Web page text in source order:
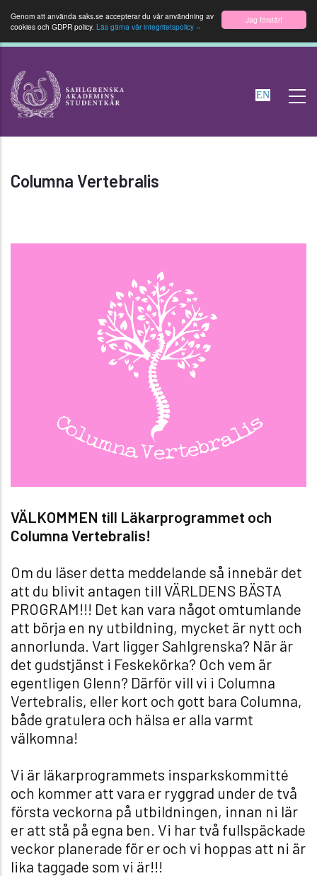
Jag förstår!
Genom att använda saks.se accepterar du vår användning av
cookies och GDPR policy. Läs gärna vår integritetspolicy ››
till
huvudinnehåll
EN
Columna Vertebralis
VÄLKOMMEN till Läkarprogrammet och
Columna Vertebralis!
Om du läser detta meddelande så innebär det
att du blivit antagen till VÄRLDENS BÄSTA
PROGRAM!!! Det kan vara något omtumlande
att börja en ny utbildning, mycket är nytt och
annorlunda. Vart ligger Sahlgrenska? När är
det gudstjänst i Feskekörka? Och vem är
egentligen Glenn? Därför vill vi i Columna
Vertebralis, eller kort och gott bara Columna,
både gratulera och hälsa er alla varmt
välkomna!
Vi är läkarprogrammets insparkskommitté
och kommer att vara er ryggrad under de två
första veckorna på utbildningen, innan ni lär
er att stå på egna ben. Vi har två fullspäckade
veckor planerade för er och vi hoppas att ni är
lika taggade som vi är!!!